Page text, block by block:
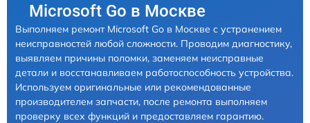
Microsoft Go в Москве
Выполняем ремонт Microsoft Go в Москве с устранением
неисправностей любой сложности. Проводим диагностику,
выявляем причины поломки, заменяем неисправные
детали и восстанавливаем работоспособность устройства.
Используем оригинальные или рекомендованные
производителем запчасти, после ремонта выполняем
проверку всех функций и предоставляем гарантию.